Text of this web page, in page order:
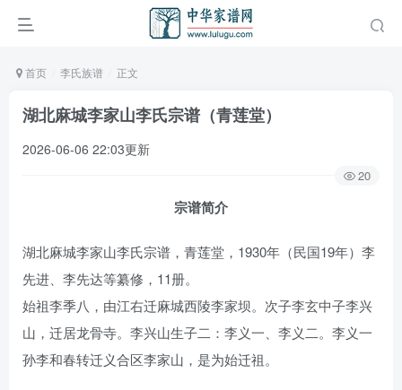
首页 李氏族谱 正文
湖北麻城李家山李氏宗谱（青莲堂）
2026-06-06 22:03更新
20
宗谱简介
湖北麻城李家山李氏宗谱，青莲堂，1930年（民国19年）李
先进、李先达等纂修，11册。
始祖李季八，由江右迁麻城西陵李家坝。次子李玄中子李兴
山，迁居龙骨寺。李兴山生子二：李义一、李义二。李义一
孙李和春转迁义合区李家山，是为始迁祖。